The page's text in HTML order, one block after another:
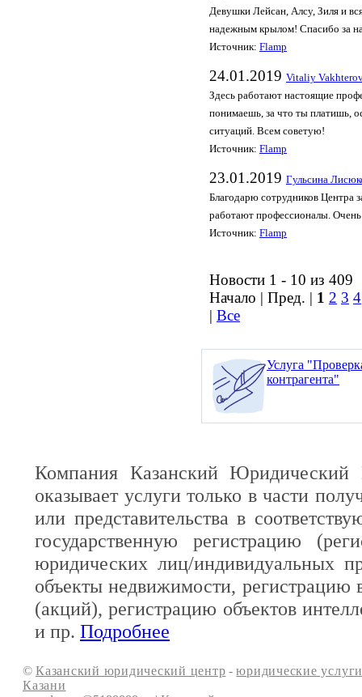
Девушки Лейсан, Алсу, Зиля и
надежным крылом! Спасибо за
Источник: Flamp
24.01.2019 Vitaliy
Здесь работают настоящие
понимаешь, за что ты платишь,
ситуаций. Всем советую!
Источник: Flamp
23.01.2019 Гульсина
Благодарю сотрудников Центра
работают профессионалы.
Источник: Flamp
Новости 1 - 10 из 409
Начало | Пред. | 1 2 3 4
| Все
Услуга
контрагента"
Компания Казанский Юридический
оказывает услуги только в части
или представительства в
государственную регистрацию
юридических лиц/индивидуальных
объекты недвижимости, регистрацию
(акций), регистрацию объектов
и пр. Подробнее
© Казанский юридический центр -юридические
Казани